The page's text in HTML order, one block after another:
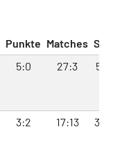
Punkte Matches
5:0 27:3
3:2 17:13